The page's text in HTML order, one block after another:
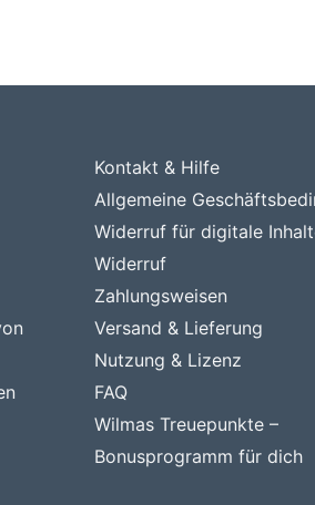
Kontakt & Hilfe
Allgemeine
Widerruf für digitale
Widerruf
Zahlungsweisen
Versand & Lieferung
Nutzung & Lizenz
FAQ
Wilmas Treuepunkte –
Bonusprogramm für dich